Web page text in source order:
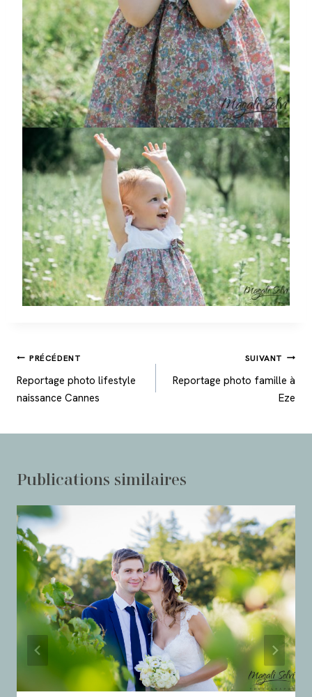
Navigation
de
l’article
PRÉCÉDENT
Reportage photo lifestyle
naissance Cannes
SUIVANT
Reportage photo famille à
Eze
Publications similaires